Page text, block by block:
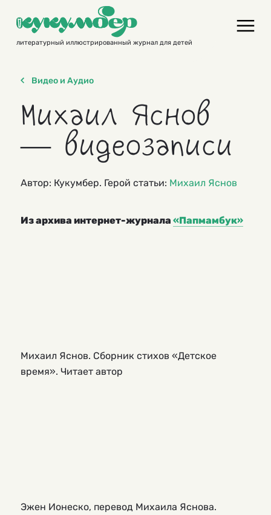
contentлитературный иллюстрированный журнал для детей
Видео и Аудио
Михаил Яснов
— видеозаписи
Автор: Кукумбер. Герой статьи: Михаил Яснов
Из архива интернет-журнала «Папмамбук»
Михаил Яснов. Сборник стихов «Детское
время». Читает автор
Эжен Ионеско, перевод Михаила Яснова.